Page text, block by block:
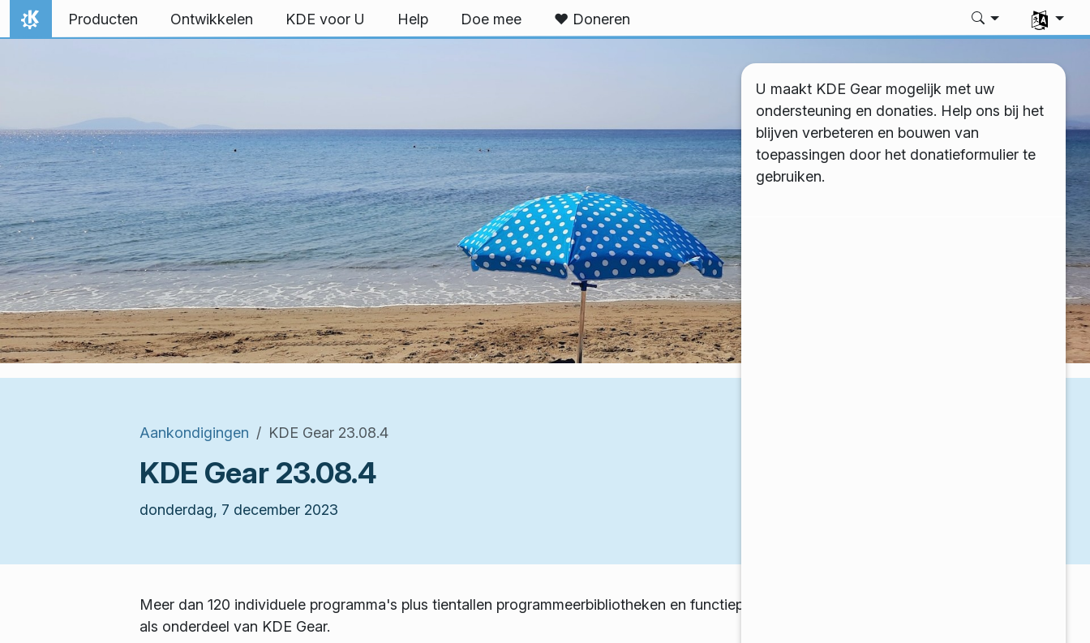
Spring naar inhoud
Thuis
Producten Ontwikkelen KDE voor U Help Doe mee ❤ Doneren
Uw taal
U maakt KDE Gear mogelijk met uw
ondersteuning en donaties. Help ons bij het
blijven verbeteren en bouwen van
toepassingen door het donatieformulier te
gebruiken.
Aankondigingen KDE Gear 23.08.4
KDE Gear 23.08.4
donderdag, 7 december 2023
Meer dan 120 individuele programma's plus tientallen programmeerbibliotheken en functieplug-ins zijn tegelijk vrijgegeven
als onderdeel van KDE Gear.